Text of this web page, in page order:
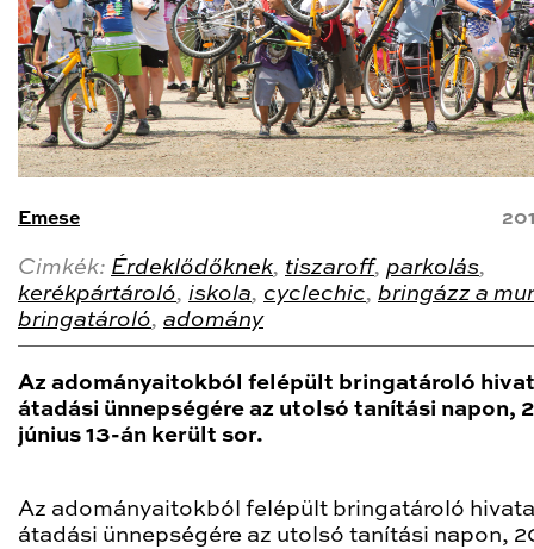
Emese
Cimkék: Érdeklődőknek, tiszaroff, parkolás,
kerékpártároló, iskola, cyclechic, bringázz a
bringatároló, adomány
Az adományaitokból felépült bringatároló
átadási ünnepségére az utolsó tanítási napon,
június 13-án került sor.
Az adományaitokból felépült bringatároló
átadási ünnepségére az utolsó tanítási napon,